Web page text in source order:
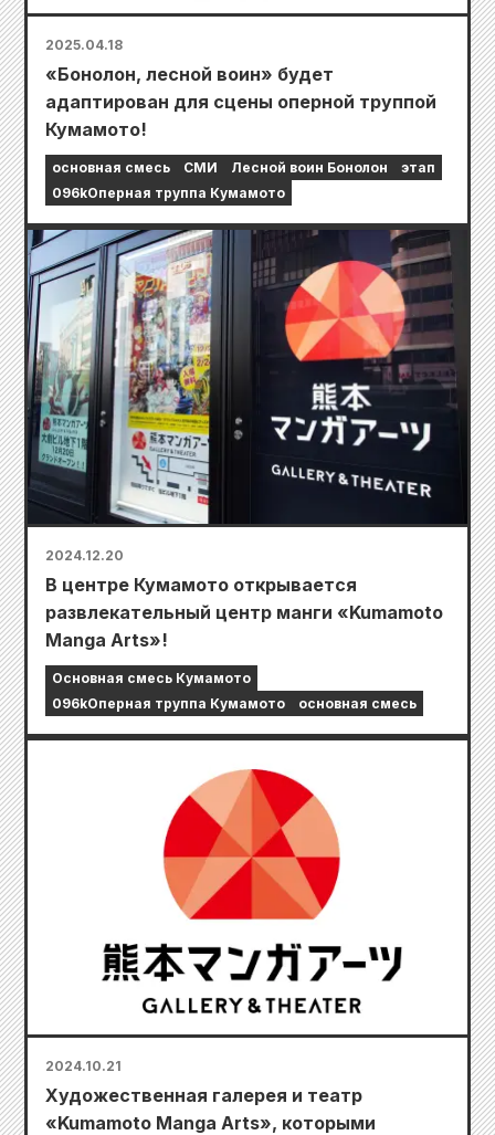
2025.04.18
«Бонолон, лесной воин» будет
адаптирован для сцены оперной труппой
Кумамото!
основная смесь СМИ Лесной воин Бонолон
этап
096kОперная труппа Кумамото
2024.12.20
В центре Кумамото открывается
развлекательный центр манги «Kumamoto
Manga Arts»!
Основная смесь Кумамото
096kОперная труппа Кумамото
основная смесь
2024.10.21
Художественная галерея и театр
«Kumamoto Manga Arts», которыми